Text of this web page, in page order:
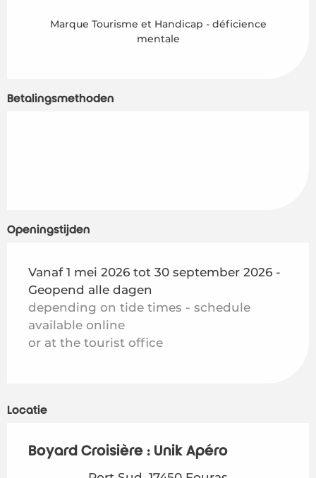
Marque Tourisme et Handicap - déficience
mentale
Betalingsmethoden
Openingstijden
Vanaf 1 mei 2026 tot 30 september 2026 -
Geopend alle dagen
depending on tide times - schedule
available online
or at the tourist office
Locatie
Boyard Croisière : Unik Apéro